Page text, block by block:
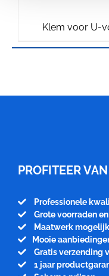
Klem voor U-
PROFITEER
Professionele
Grote voorraden
Maatwerk mogelijk
Mooie
Gratis verzending
1 jaar